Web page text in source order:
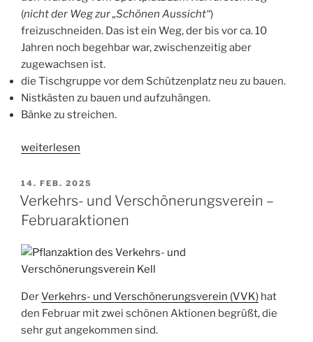
(nicht der Weg zur „Schönen Aussicht“)
freizuschneiden. Das ist ein Weg, der bis vor ca. 10
Jahren noch begehbar war, zwischenzeitig aber
zugewachsen ist.
die Tischgruppe vor dem Schützenplatz neu zu bauen.
Nistkästen zu bauen und aufzuhängen.
Bänke zu streichen.
„Aktionstag
2025“
weiterlesen
VERÖFFENTLICHT
AM
14. FEB. 2025
Verkehrs- und Verschönerungsverein –
Februaraktionen
DerVerkehrs- und Verschönerungsverein (VVK) hat
den Februar mit zwei schönen Aktionen begrüßt, die
sehr gut angekommen sind.